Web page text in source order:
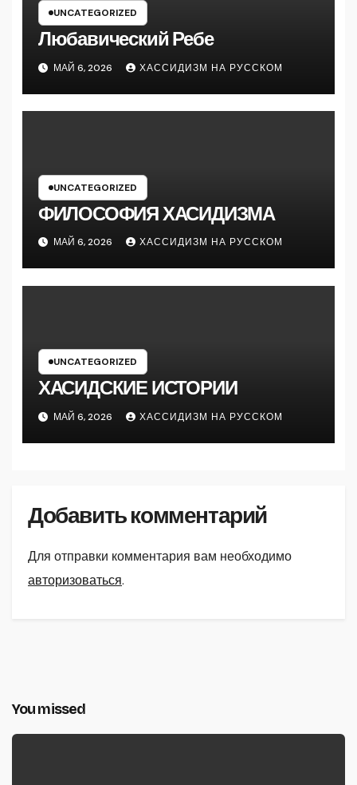
UNCATEGORIZED
Любавический Ребе
МАЙ 6, 2026 ХАССИДИЗМ НА РУССКОМ
UNCATEGORIZED
ФИЛОСОФИЯ ХАСИДИЗМА
МАЙ 6, 2026 ХАССИДИЗМ НА РУССКОМ
UNCATEGORIZED
ХАСИДСКИЕ ИСТОРИИ
МАЙ 6, 2026 ХАССИДИЗМ НА РУССКОМ
Добавить комментарий
Для отправки комментария вам необходимо
авторизоваться.
You missed